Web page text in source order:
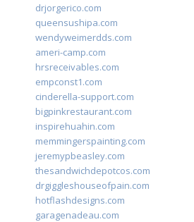
drjorgerico.com
queensushipa.com
wendyweimerdds.com
ameri-camp.com
hrsreceivables.com
empconst1.com
cinderella-support.com
bigpinkrestaurant.com
inspirehuahin.com
memmingerspainting.com
jeremypbeasley.com
thesandwichdepotcos.com
drgiggleshouseofpain.com
hotflashdesigns.com
garagenadeau.com